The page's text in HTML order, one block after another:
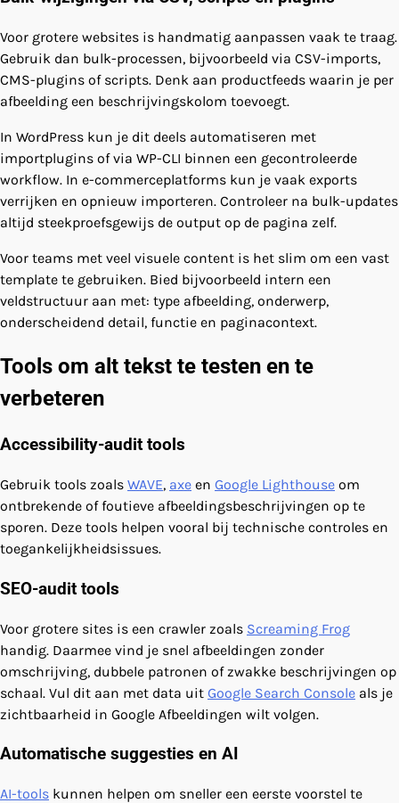
Voor grotere websites is handmatig aanpassen vaak te traag.
Gebruik dan bulk-processen, bijvoorbeeld via CSV-imports,
CMS-plugins of scripts. Denk aan productfeeds waarin je per
afbeelding een beschrijvingskolom toevoegt.
In WordPress kun je dit deels automatiseren met
importplugins of via WP-CLI binnen een gecontroleerde
workflow. In e-commerceplatforms kun je vaak exports
verrijken en opnieuw importeren. Controleer na bulk-updates
altijd steekproefsgewijs de output op de pagina zelf.
Voor teams met veel visuele content is het slim om een vast
template te gebruiken. Bied bijvoorbeeld intern een
veldstructuur aan met: type afbeelding, onderwerp,
onderscheidend detail, functie en paginacontext.
Tools om alt tekst te testen en te
verbeteren
Accessibility-audit tools
Gebruik tools zoals WAVE, axe en Google Lighthouse om
ontbrekende of foutieve afbeeldingsbeschrijvingen op te
sporen. Deze tools helpen vooral bij technische controles en
toegankelijkheidsissues.
SEO-audit tools
Voor grotere sites is een crawler zoals Screaming Frog
handig. Daarmee vind je snel afbeeldingen zonder
omschrijving, dubbele patronen of zwakke beschrijvingen op
schaal. Vul dit aan met data uit Google Search Console als je
zichtbaarheid in Google Afbeeldingen wilt volgen.
Automatische suggesties en AI
AI-tools kunnen helpen om sneller een eerste voorstel te